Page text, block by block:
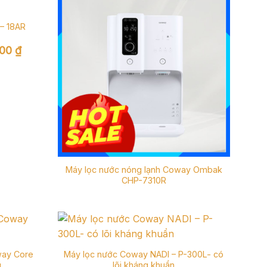
18AR
₫Giá
hiện
Máy lọc nước nóng lạnh Coway Ombak
CHP-7310R
Core
Máy lọc nước Coway NADI – P-300L- có